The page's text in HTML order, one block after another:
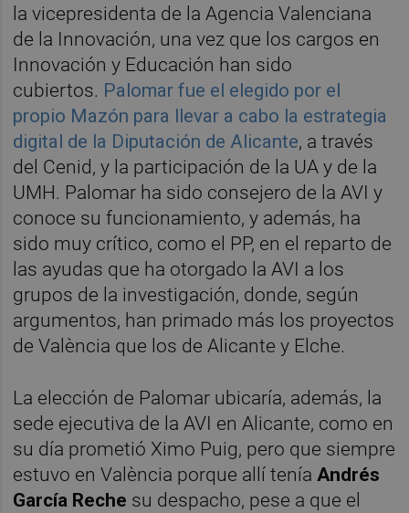
la vicepresidenta de la Agencia Valenciana
de la Innovación, una vez que los cargos en
Innovación y Educación han sido
cubiertos. Palomar fue el elegido por el
propio Mazón para llevar a cabo la estrategia
digital de la Diputación de Alicante, a través
del Cenid, y la participación de la UA y de la
UMH. Palomar ha sido consejero de la AVI y
conoce su funcionamiento, y además, ha
sido muy crítico, como el PP, en el reparto de
las ayudas que ha otorgado la AVI a los
grupos de la investigación, donde, según
argumentos, han primado más los proyectos
de València que los de Alicante y Elche.
La elección de Palomar ubicaría, además, la
sede ejecutiva de la AVI en Alicante, como en
su día prometió Ximo Puig, pero que siempre
estuvo en València porque allí tenía Andrés
García Reche su despacho, pese a que el